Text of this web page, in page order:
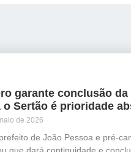
garante conclusão
o Sertão é prioridade
de 2026
de João Pessoa e pré-
que dará continuidade e